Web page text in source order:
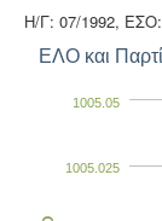
Η/Γ: 07/1992,
ΕΛΟ και
1005.025
1005.05